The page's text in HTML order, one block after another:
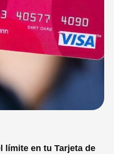
límite en tu Tarjeta de